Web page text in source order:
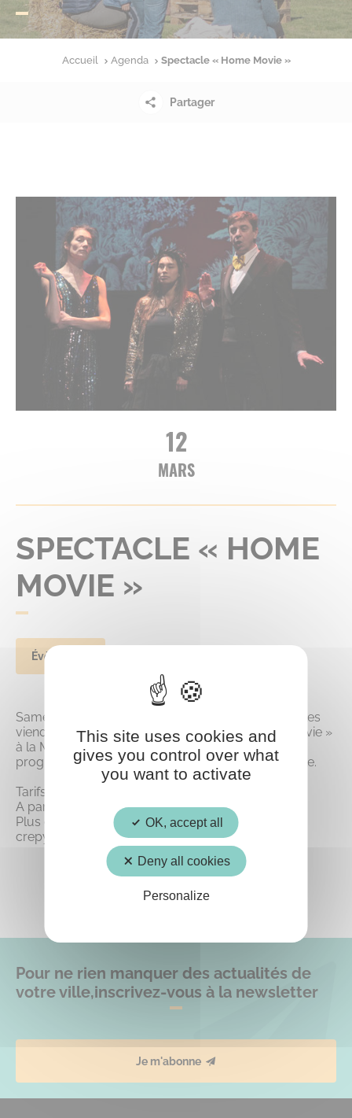
Accueil Agenda Spectacle « Home Movie »
Partager
12
MARS
SPECTACLE « HOME
MOVIE »
Évènement
Samedi 12 mars à 20h30, la Compagnie des Lucioles
viendra vous présenter son spectacle « Home Movie »
à la MJC Crépy-en-Valois, dans le cadre du
programme Génération Digitale organisé par la Ville.
Tarifs : 15 euros plein tarif, 10 euros tarif réduit.
A partir de 12 ans.
Plus d’informations sur https://www.mjc-
crepyenvalois.com/centre-culturel/.
Pour ne rien manquer des actualités de
votre ville,inscrivez-vous à la newsletter
Je m'abonne
This site uses cookies and
gives you control over what
you want to activate
OK, accept all
Deny all cookies
Personalize